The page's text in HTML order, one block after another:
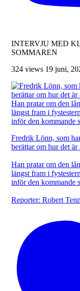
INTERVJU MED
SOMMAREN
324 views 19 juni,
Fredrik Lönn, som
berättar om hur det
Han pratar om den
längst fram i
inför den kommande
Reporter: Robert